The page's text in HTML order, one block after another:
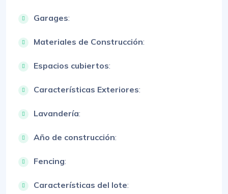
Garages:
Materiales de Construcción:
Espacios cubiertos:
Características Exteriores:
Lavandería:
Año de construcción:
Fencing:
Características del lote: